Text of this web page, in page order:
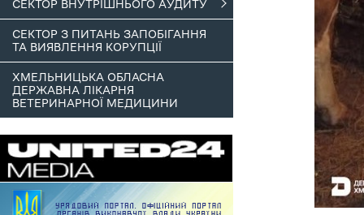
СЕКТОР ВНУТРІШНЬОГО АУДИТУ
СЕКТОР З ПИТАНЬ ЗАПОБІГАННЯ
ТА ВИЯВЛЕННЯ КОРУПЦІЇ
ХМЕЛЬНИЦЬКА ОБЛАСНА
ДЕРЖАВНА ЛІКАРНЯ
ВЕТЕРИНАРНОЇ МЕДИЦИНИ